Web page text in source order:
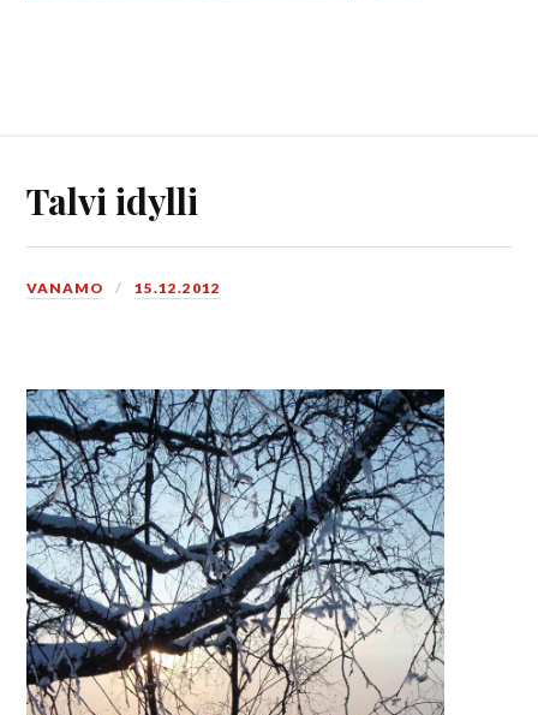
Talvi idylli
VANAMO 15.12.2012